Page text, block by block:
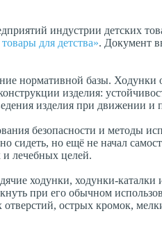
индустрии детских
для детства». Документ
нормативной базы. Ходунки
изделия:
изделия при движении и
безопасности и методы
сидеть, но ещё не начал
и лечебных целей.
ходунки, ходунки-
при его обычном
острых кромок,